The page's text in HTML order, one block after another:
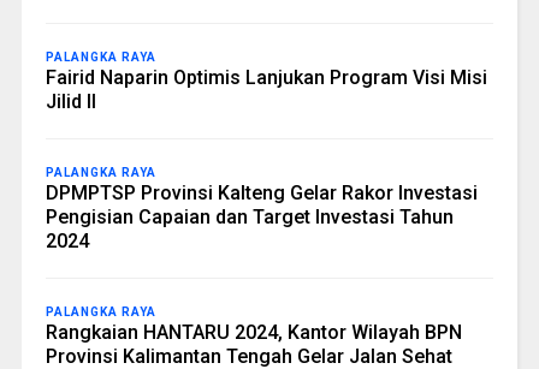
PALANGKA RAYA
Fairid Naparin Optimis Lanjukan Program Visi Misi
Jilid II
PALANGKA RAYA
DPMPTSP Provinsi Kalteng Gelar Rakor Investasi
Pengisian Capaian dan Target Investasi Tahun
2024
PALANGKA RAYA
Rangkaian HANTARU 2024, Kantor Wilayah BPN
Provinsi Kalimantan Tengah Gelar Jalan Sehat